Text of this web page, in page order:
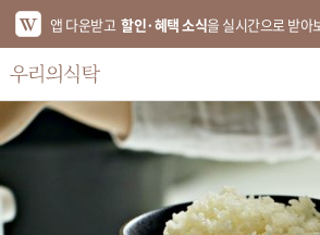
앱 다운받고 할인·혜택 소식을 실시간으로 받아
스토어 홈
에디터 추천
한정특가